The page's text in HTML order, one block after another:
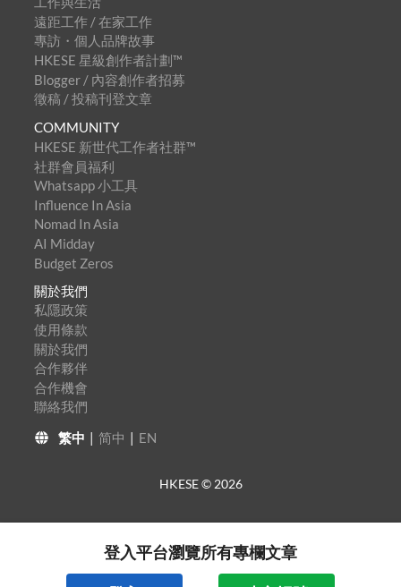
遠距工作 / 在家工作
專訪・個人品牌故事
HKESE 星級創作者計劃™
Blogger / 內容創作者招募
徵稿 / 投稿刊登文章
COMMUNITY
HKESE 新世代工作者社群™
社群會員福利
Whatsapp 小工具
Influence In Asia
Nomad In Asia
AI Midday
Budget Zeros
關於我們
私隱政策
使用條款
關於我們
合作夥伴
合作機會
聯絡我們
繁中
简中 EN
HKESE © 2026
登入平台瀏覽所有專欄文章